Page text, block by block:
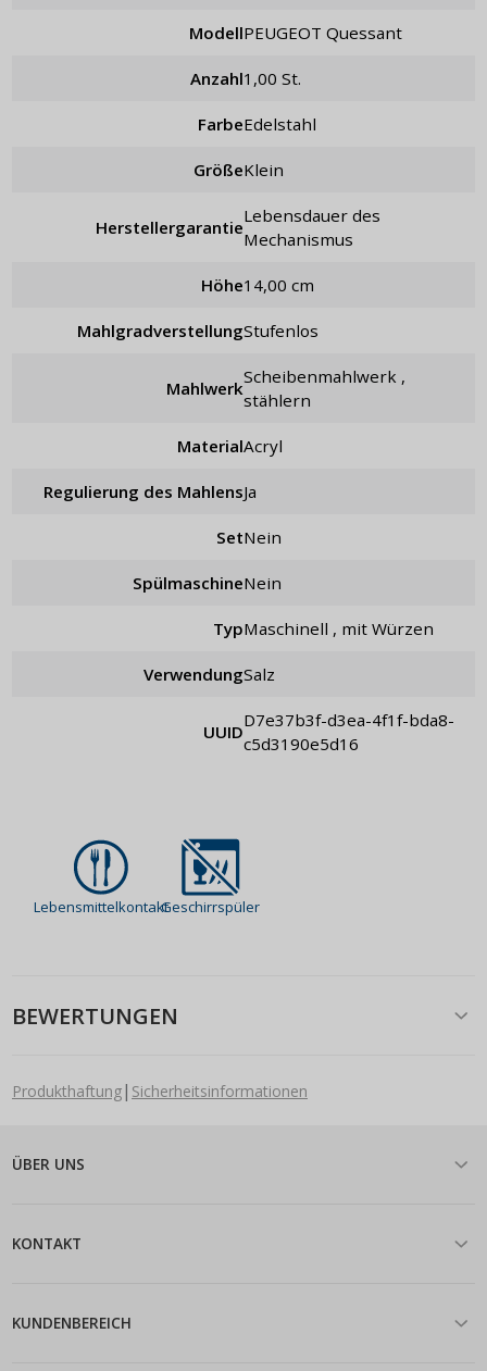
Modell PEUGEOT Quessant
Anzahl 1,00 St.
Farbe Edelstahl
Größe klein
Herstellergarantie
Lebensdauer des
Mechanismus
Höhe 14,00 cm
Mahlgradverstellung stufenlos
Mahlwerk
Scheibenmahlwerk ,
stählern
Material Acryl
Regulierung des Mahlens ja
Set nein
Spülmaschine Nein
Typ maschinell , mit Würzen
Verwendung Salz
UUID
d7e37b3f-d3ea-4f1f-bda8-
c5d3190e5d16
LebensmittelkontaktGeschirrspüler
BEWERTUNGEN
Produkthaftung| Sicherheitsinformationen
ÜBER UNS
KONTAKT
KUNDENBEREICH